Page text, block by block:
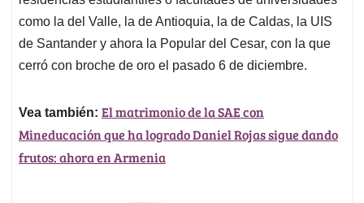
como la del Valle, la de Antioquia, la de Caldas, la UIS
de Santander y ahora la Popular del Cesar, con la que
cerró con broche de oro el pasado 6 de diciembre.
Vea también: El matrimonio de la SAE con
Mineducación que ha logrado Daniel Rojas sigue dando
frutos: ahora en Armenia